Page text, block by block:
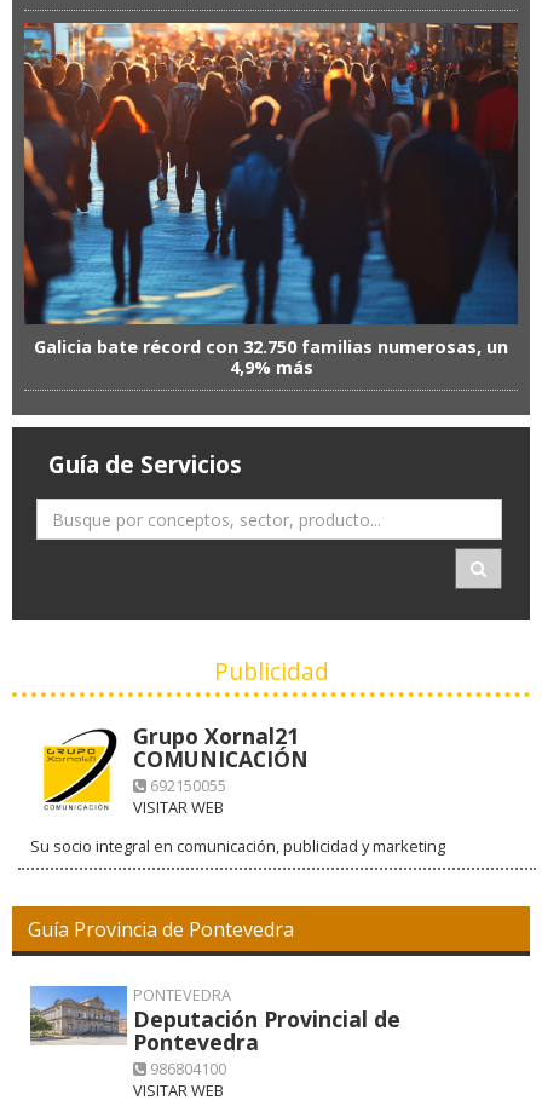
Galicia bate récord con 32.750 familias numerosas, un
4,9% más
Guía de Servicios
Publicidad
Grupo Xornal21
COMUNICACIÓN
692150055
VISITAR WEB
Su socio integral en comunicación, publicidad y marketing
Guía Provincia de Pontevedra
PONTEVEDRA
Deputación Provincial de
Pontevedra
986804100
VISITAR WEB